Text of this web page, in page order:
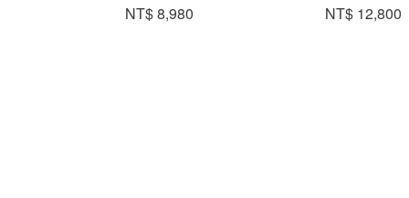
NT$ 8,980
NT$ 12,800